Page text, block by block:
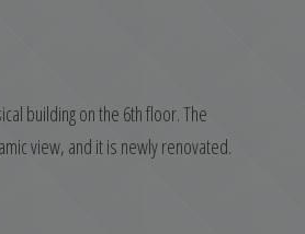
building on the 6th floor. The
view, and it is newly renovated.